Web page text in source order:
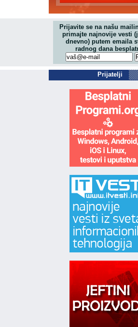
Prijavite se na našu
primajte najnovije vesti
dnevno) putem emaila
radnog dana
Prijatelji